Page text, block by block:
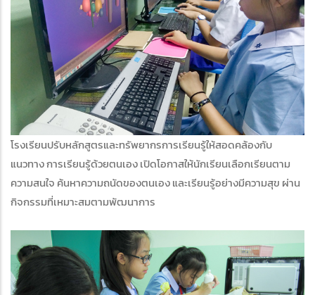
โรงเรียนปรับหลักสูตรและทรัพยากรการเรียนรู้ให้สอดคล้องกับ
แนวทาง การเรียนรู้ด้วยตนเอง เปิดโอกาสให้นักเรียนเลือกเรียนตาม
ความสนใจ ค้นหาความถนัดของตนเอง และเรียนรู้อย่างมีความสุข ผ่าน
กิจกรรมที่เหมาะสมตามพัฒนาการ